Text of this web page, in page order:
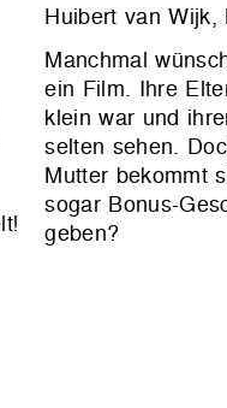
Huibert van Wijk,
Manchmal
ein Film. Ihre
klein war und
selten sehen.
Mutter bekommt
sogar Bonus-
geben?